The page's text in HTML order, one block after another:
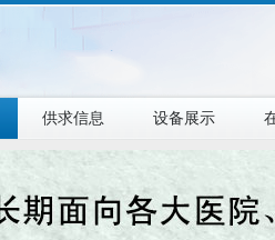
供求信息 设备展示